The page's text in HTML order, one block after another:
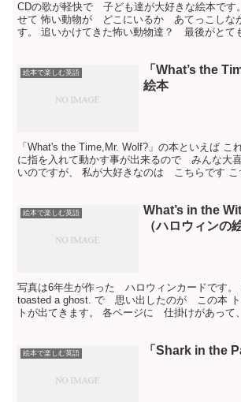
CDの歌が軽快で 子ども達が大好きな絵本です
せて 怖い動物が どこにいるか あてっこしな
す。 追いかけてきた怖い動物達？ 最後がとて
絵本で楽しむ英語
「What’s the
絵本
「What's the Time,Mr. Wolf?」の本といえば こ
に指を入れて動かす事が出来るので みんな大
いのですが、 私が大好きなのは こちらです こ
絵本で楽しむ英語
What’s in the
（ハロウィンの
写真は6年生が作った ハロウィンカードです。
toasted a ghost. で 思い出したのが この本 ト
トが出てきます。 各ページに 仕掛けがあって
絵本で楽しむ英語 「Shark in the